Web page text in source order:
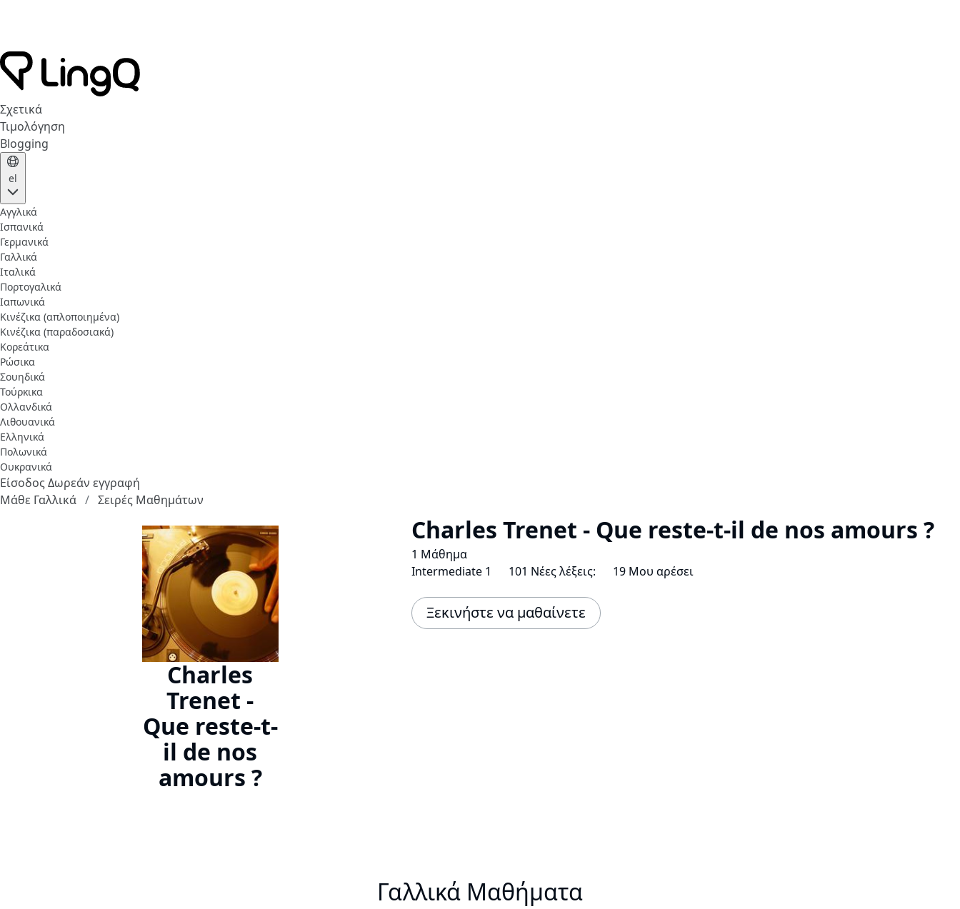
Σχετικά
Τιμολόγηση
Blogging
el
Αγγλικά
Ισπανικά
Γερμανικά
Γαλλικά
Ιταλικά
Πορτογαλικά
Ιαπωνικά
Κινέζικα (απλοποιημένα)
Κινέζικα (παραδοσιακά)
Κορεάτικα
Ρώσικα
Σουηδικά
Τούρκικα
Ολλανδικά
Λιθουανικά
Ελληνικά
Πολωνικά
Ουκρανικά
ΕίσοδοςΔωρεάν εγγραφή
Μάθε Γαλλικά
Σειρές Μαθημάτων
Charles
Trenet -
Que reste-t-
il de nos
amours ?
Charles Trenet - Que reste-t-il de nos amours ?
1 Μάθημα
Intermediate 1
101 Νέες λέξεις: 19 Μου αρέσει
Ξεκινήστε να μαθαίνετε
Γαλλικά Μαθήματα